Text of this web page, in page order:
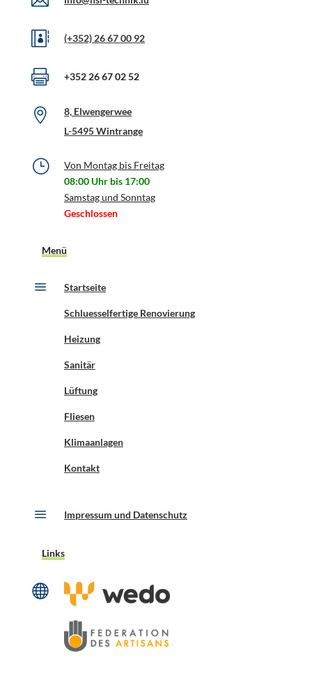
 (+352) 26 67 00 92
 +352 26 67 02 52

8, Elwengerwee
L-5495 Wintrange
}
Von Montag bis Freitag
08:00 Uhr bis17:00
Samstag und Sonntag
Geschlossen
Menü
a Startseite
Schluesselfertige Renovierung
Heizung
Sanitär
Lüftung
Fliesen
Klimaanlagen
Kontakt
a Impressum und Datenschutz
Links
